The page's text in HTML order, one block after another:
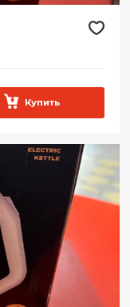
Купить